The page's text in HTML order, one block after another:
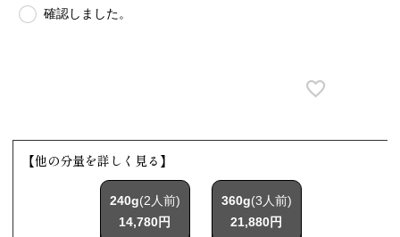
確認しました。
【他の分量を詳しく見る】
240g(2人前)
14,780円
360g(3人前)
21,880円